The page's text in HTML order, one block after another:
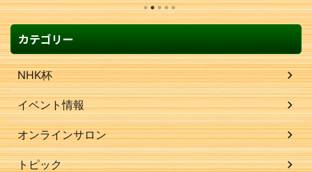
カテゴリー
NHK杯
イベント情報
オンラインサロン
トピック